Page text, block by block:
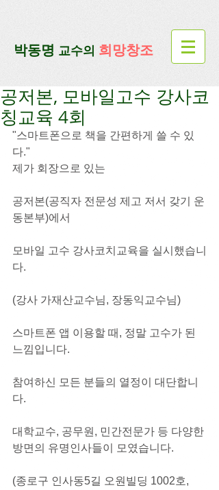
​박동명 교수의 희망창조
공저본, 모바일고수 강사코
칭교육 4회
"스마트폰으로 책을 간편하게 쓸 수 있
다."
제가 회장으로 있는
공저본(공직자 전문성 제고 저서 갖기 운
동본부)에서
모바일 고수 강사코치교육을 실시했습니
다.
(강사 가재산교수님, 장동익교수님)
스마트폰 앱 이용할 때, 정말 고수가 된
느낌입니다.
참여하신 모든 분들의 열정이 대단합니
다.
대학교수, 공무원, 민간전문가 등 다양한
방면의 유명인사들이 모였습니다.
(종로구 인사동5길 오원빌딩 1002호,